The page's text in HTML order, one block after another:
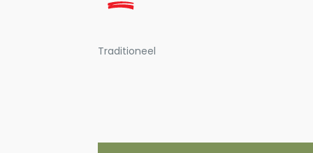
Traditioneel